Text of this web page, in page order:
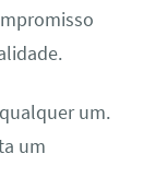
um.
um